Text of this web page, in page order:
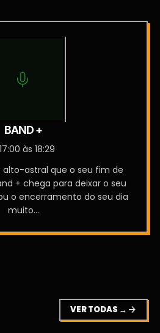
BAND +
17:00 às 18:29
astral que o seu fim de
+ chega para deixar o seu
o encerramento do seu dia
muito...
VER TODAS → arrow_forward